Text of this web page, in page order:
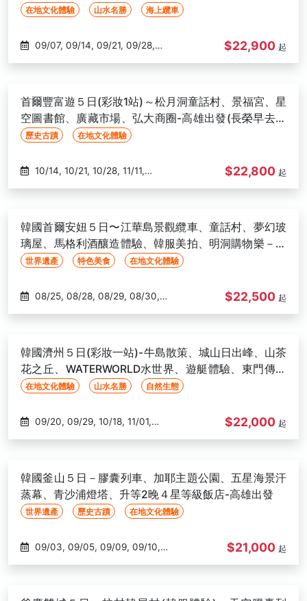
在地文化體驗 山水名勝 海上纜車
10/05, 10/12, 10/26, 11/02, 11/16,
$22,900 起
首爾豐富遊５日(彩妝1站)～松月洞童話村、景福宮、星
空圖書館、廣藏市場、弘大商圈-高雄出發(長榮早去晚
回)
歷史古蹟 在地文化體驗
11/18, 11/25, 12/02, 12/09, 12/16
$22,800 起
韓國首爾安妞５日〜江華島景觀纜車、童話村、夢幻玻
璃屋、馬格利酒釀造體驗、韓服美拍、明洞購物樂－高
雄出發
世界遺產 特色美食 在地文化體驗
09/01, 09/03, 09/04, 09/05,
09/11, 09/12, 09/13, 09/15, 09/17,
09/18, 09/19, 09/20, 09/22,
09/29, 10/01, 10/02, 10/03,
10/04, 10/10, 10/13, 10/15, 10/16,
10/27, 10/29, 10/30, 10/31
$22,500 起
韓國濟州５日(彩妝一站)-牛島散策、城山日出峰、山茶
花之丘、WATERWORLD水世界、遊艇體驗、東門傳統
市場-高雄出發
在地文化體驗 山水名勝 自然生態
11/03, 11/08, 11/10, 11/15, 11/17,
12/08, 12/13, 12/15
$22,000 起
韓國釜山５日－膠囊列車、加耶主題公園、五星海景汗
蒸幕、青沙浦燈塔、升等2晚４星等級飯店-高雄出發
世界遺產 歷史古蹟 在地文化體驗
09/12, 09/15, 09/17, 09/19,
10/01, 10/03, 10/05, 10/09,
$21,000 起